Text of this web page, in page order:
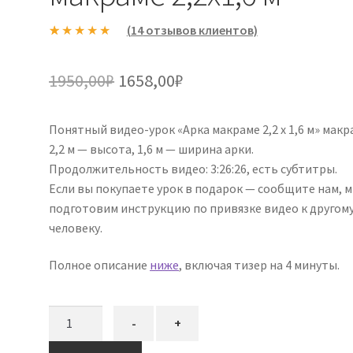
основе
пользовател
ей
(14отзывов клиентов)
1950,00₽ Первоначальная
составляла
1950,00₽.
1658,00₽
1658,00₽.
Понятный видео-урок «Арка макраме 2,2 х 1,6 м»
2,2 м — высота, 1,6 м — ширина арки.
Продолжительность видео: 3:26:26, есть субтитры.
Если вы покупаете урок в подарок — сообщите нам,
подготовим инструкцию по привязке видео к
человеку.
Полное описание ниже, включая тизер на 4 минуты.
- +